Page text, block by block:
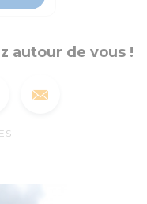
autour de vous !